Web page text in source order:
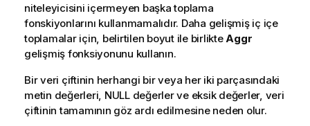
niteleyicisini içermeyen başka toplama
fonskiyonlarını kullanmamalıdır. Daha gelişmiş iç içe
toplamalar için, belirtilen boyut ile birlikte Aggr
gelişmiş fonksiyonunu kullanın.
Bir veri çiftinin herhangi bir veya her iki parçasındaki
metin değerleri, NULLdeğerler ve eksik değerler, veri
çiftinin tamamının göz ardı edilmesine neden olur.